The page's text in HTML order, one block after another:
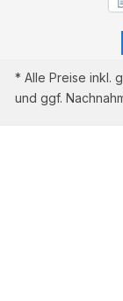
* Alle Preise inkl.
und ggf.